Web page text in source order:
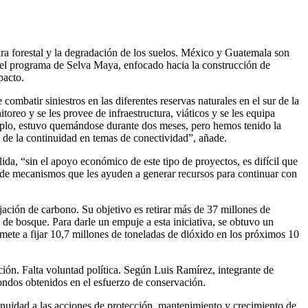
forestal y la degradación de los suelos. México y Guatemala son
de Selva Maya, enfocado hacia la construcción de
siniestros en las diferentes reservas naturales en el sur de la
y se les provee de infraestructura, viáticos y se les equipa
estuvo quemándose durante dos meses, pero hemos tenido la
la continuidad en temas de conectividad”, añade.
“sin el apoyo económico de este tipo de proyectos, es difícil que
mecanismos que les ayuden a generar recursos para continuar con
de carbono. Su objetivo es retirar más de 37 millones de
bosque. Para darle un empuje a esta iniciativa, se obtuvo un
a fijar 10,7 millones de toneladas de dióxido en los próximos 10
Falta voluntad política. Según Luis Ramírez, integrante de
obtenidos en el esfuerzo de conservación.